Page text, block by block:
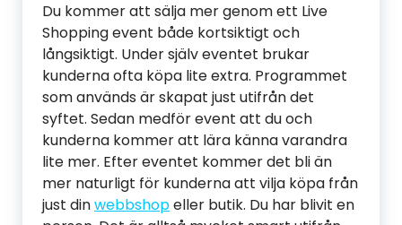
Du kommer att sälja mer genom ett Live
Shopping event både kortsiktigt och
långsiktigt. Under själv eventet brukar
kunderna ofta köpa lite extra. Programmet
som används är skapat just utifrån det
syftet. Sedan medför event att du och
kunderna kommer att lära känna varandra
lite mer. Efter eventet kommer det bli än
mer naturligt för kunderna att vilja köpa från
just dinwebbshopeller butik. Du har blivit en